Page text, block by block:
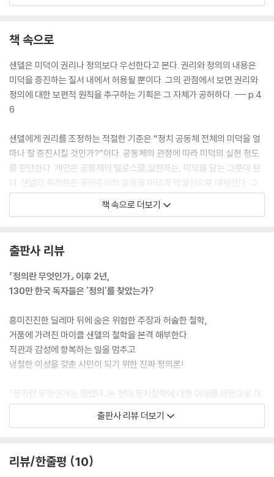
샌델은 자유를 모른다
후주
찾아보기
3. 샌델과 이한, 누가 허수아비를 때리고 있을까
5. 『정의란 무엇인가는 틀렸다』는 미끄러운 경사면의 오류를 범하고 있는
가
6. 샌델은 국기모독죄를 어떻게 생각할까
7. 자유주의자가 실업수당과 복지 제도를 정의로운 것으로 받아들일 수 있
8. 좋은 삶의 조건
9. 상대주의와 개방성의 차이
책 속으로
샌델은 미덕이 권리나 정의보다 우선한다고 본다. 권리와 정의의 내용은
미덕을 증진하는 질서 내에서 허용될 뿐이다. 그의 관점에서 보면 권리와
정의에 대한 보편적 원칙을 추구하는 기획은 그 자체가 공허하다. --- p.4
6
샌델에게 권리를 조정하는 적절한 기준은 “정치 공동체 전체의 미덕을 얼
마나 잘 증진시킬 것인가?”이다. 공동체의 관점에 따라 미덕의 실현 정도
를 판단한다. 개인은 공동체의 텔로스를 실현하는, 미덕을 담는 그릇이 된
다. 샌델의 목적론은 공리주의의 효용을 미덕과 탁월성으로 대체한다. 그
리하여 개인의 권리는 공동체의 탁월성을 성취하기 위한 수단으로 정의된
면 좋은 삶에 대한 확신은 개인의 합리적인 사고와 검토를 통해서 가질 수
있다. 반면 공동체주의는 좋은 삶에 대한 확신은 개인이 사회가 승인해주
는 내용을 따름으로써 발생한다고 본다. 즉 좋은 삶에 대한 확신을 갖게 하
신체의 주인이 바로 자기 자신이라는 명제는 매우 강력하다. 아마도 노직
이 내세운 명제들 중에서 가장 강력할 것이다. 샌델은 이 강력한 명제를 전
면적으로 거부하지 않는 이상 국가의 과세는 깡패의 강탈과 똑같다는 결론
서 나의 소유물”이라는 주장을 인정하기 때문이다. --- p.117
샌델은 차등 원칙을 발판 삼아 롤즈를 공격한다. 그의 공격은 『정의란 무엇
인가』 7장에서는 불분명하게 드러나 있다. 그러므로 샌델의 박사 학위 논
대학교에서 박사 학위를 받은 이 논문의 원제는 「자유주의와 정의의 한계」
책 속으로 더보기
출판사 리뷰
『정의란 무엇인가』 이후 2년,
130만 한국 독자들은 '정의'를 찾았는가?
흥미진진한 딜레마 뒤에 숨은 위험한 주장과 허술한 철학,
거품에 가려진 마이클 샌델의 철학을 본격 해부한다.
직관과 감성에 항복하는 일을 멈추고
냉철한 이성을 갖춘 시민이 되기 위한 진짜 정의론!
『정의란 무엇인가는 틀렸다』는 현대 정치철학에 대한 이해를 바탕으로 마
이클 샌델의 정치철학을 비판하는 본격 정치교양서이다. 이 책은 마이클
샌델의 철학적 방법론뿐만 아니라 흥미로운 예시들 뒤에 숨겨진 주장이 매
한 정의론을 찾아볼 수 없다는 점을 이해할 수 있을 것이다. 탄탄한 논리에
출판사 리뷰 더보기
리뷰/한줄평 10